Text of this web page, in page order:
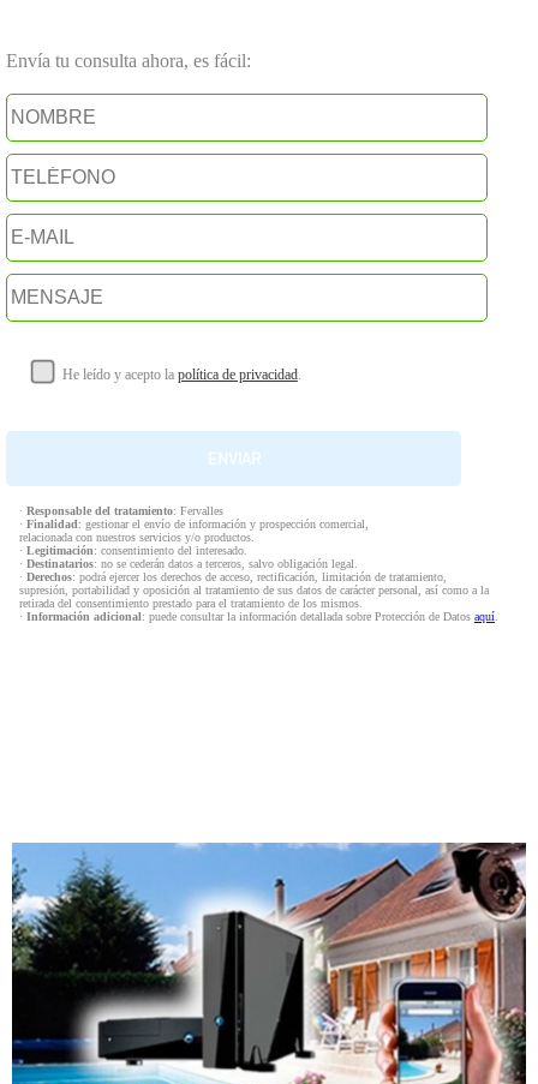
Envía tu consulta ahora, es fácil:
He leído y acepto la política de privacidad.
· Responsable del tratamiento: Fervalles
· Finalidad: gestionar el envío de información y prospección comercial,
relacionada con nuestros servicios y/o productos.
· Legitimación: consentimiento del interesado.
· Destinatarios: no se cederán datos a terceros, salvo obligación legal.
· Derechos: podrá ejercer los derechos de acceso, rectificación, limitación de tratamiento,
supresión, portabilidad y oposición al tratamiento de sus datos de carácter personal, así como a la
retirada del consentimiento prestado para el tratamiento de los mismos.
· Información adicional: puede consultar la información detallada sobre Protección de Datos aquí.